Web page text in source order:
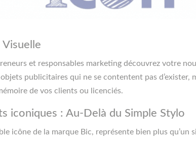
Visuelle
et responsables marketing découvrez votre
publicitaires qui ne se contentent pas
de vos clients ou licenciés.
iconiques : Au-Delà du Simple Stylo
icône de la marque Bic, représente bien plus qu’un